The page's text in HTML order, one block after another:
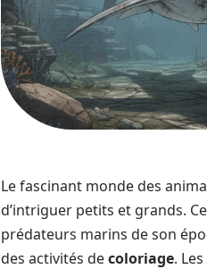
Le fascinant monde des
d’intriguer petits et grands.
prédateurs marins de son
des activités decoloriage.